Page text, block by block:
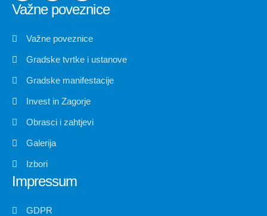
Važne poveznice
Važne poveznice
Gradske tvrtke i ustanove
Gradske manifestacije
Invest in Zagorje
Obrasci i zahtjevi
Galerija
Izbori
Impressum
GDPR